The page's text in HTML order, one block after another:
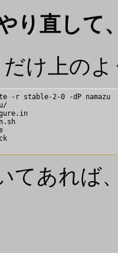
り直して
だけ上の
-r stable-2-0 -dP namazu
てあれば